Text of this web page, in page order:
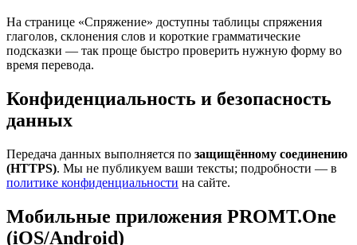
На странице «Спряжение» доступны таблицы спряжения
глаголов, склонения слов и короткие грамматические
подсказки — так проще быстро проверить нужную форму во
время перевода.
Конфиденциальность и безопасность
данных
Передача данных выполняется по защищённому соединению
(HTTPS). Мы не публикуем ваши тексты; подробности — в
политике конфиденциальности на сайте.
Мобильные приложения PROMT.One
(iOS/Android)